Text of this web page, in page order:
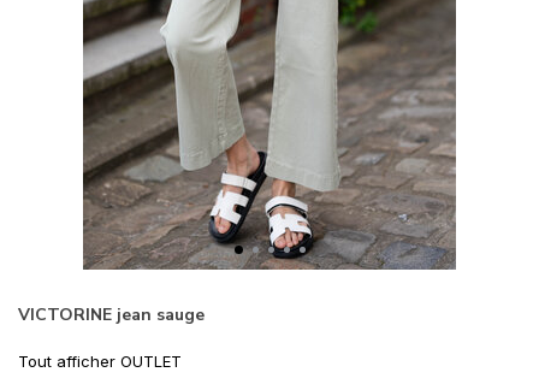
VICTORINE jean sauge
Tout afficher OUTLET